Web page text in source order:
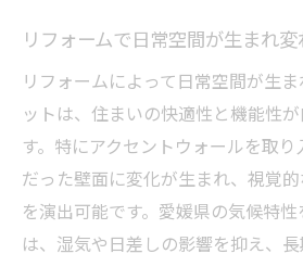
リフォームで日常空間が生まれ
リフォームによって日常空間が生
ットは、住まいの快適性と機能性
す。特にアクセントウォールを取
だった壁面に変化が生まれ、視覚
を演出可能です。愛媛県の気候特
は、湿気や日差しの影響を抑え、